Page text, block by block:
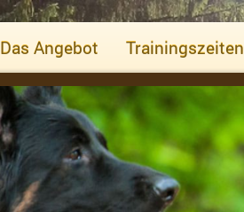
Das Angebot Trainingszeiten